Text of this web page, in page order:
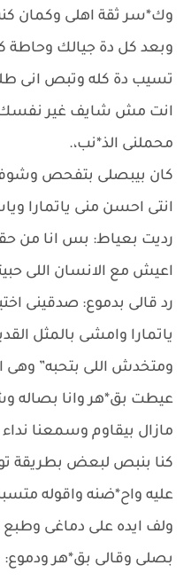
وك*سر ثقة اهلى وكمان
وبعد كل دة جيالك وحاطة
تسيب دة كله وتبص انى
انت مش شايف غير
محملنى الذ*نب،.
كان بيبصلى بتفحص
انتى احسن منى ياتمارا
رديت بعياط: بس انا من
اعيش مع الانسان اللى
رد قالى بدموع: صدقينى
ياتمارا وامشى بالمثل
ومتخدش اللى بتحبه” وهى
عيطت بق*هر وانا بصاله
مازال بيقاوم وسمعنا
كنا بنبص لبعض بطريقة
عليه واح*ضنه واقوله
ولف ايده على دماغى
بصلى وقالى بق*هر